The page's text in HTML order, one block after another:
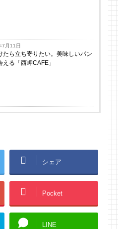
7月11日
たら立ち寄りたい。美味しいパン
える「西岬CAFE」
シェア
Pocket
LINE